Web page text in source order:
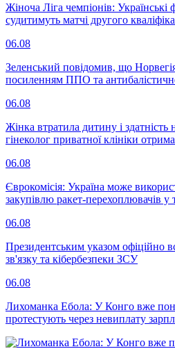
Жіноча Ліга чемпіонів: Українські
судитимуть матчі другого
06.08
Зеленський повідомив, що
посиленням ППО та
06.08
Жінка втратила дитину і
гінеколог приватної клініки
06.08
Єврокомісія: Україна може
закупівлю ракет-перехоплювачів у
06.08
Президентським указом офіційно
зв'язку та кібербезпеки ЗСУ
06.08
Лихоманка Ебола: У Конго вже
протестують через невиплату